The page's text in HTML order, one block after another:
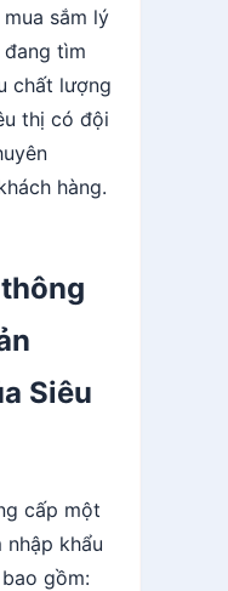
sắm lý
tìm
chất lượng
thị có đội
hàng.
Siêu
cấp một
khẩu
gồm: